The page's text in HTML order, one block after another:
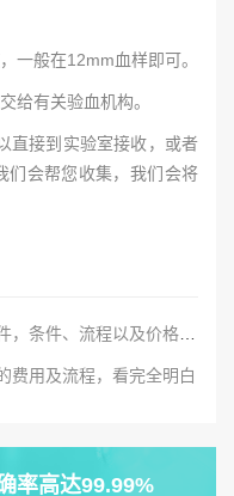
一般在12mm血样即可。
给有关验血机构。
直接到实验室接收，或者
们会帮您收集，我们会将
费用及流程，看完全明白
率高达99.99%